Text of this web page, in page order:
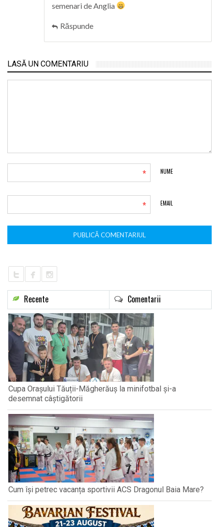
semenari de Anglia
Răspunde
LASĂ UN COMENTARIU
NUME
*
EMAIL
*
Recente Comentarii
Cupa Orașului Tăuții-Măgherăuș la minifotbal și-a
desemnat câștigătorii
Cum își petrec vacanța sportivii ACS Dragonul Baia Mare?